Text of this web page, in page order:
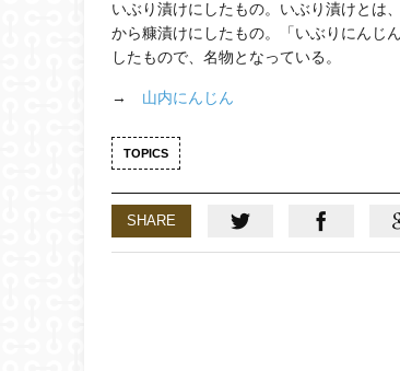
いぶり漬けにしたもの。いぶり漬けとは
から糠漬けにしたもの。「いぶりにんじ
したもので、名物となっている。
→ 山内にんじん
TOPICS
SHARE